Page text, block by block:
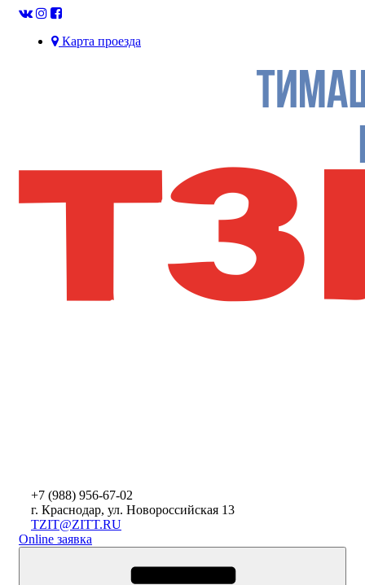
Карта проезда
+7 (988) 956-67-02
г. Краснодар, ул. Новороссийская 13
TZIT@ZITT.RU
Online заявка